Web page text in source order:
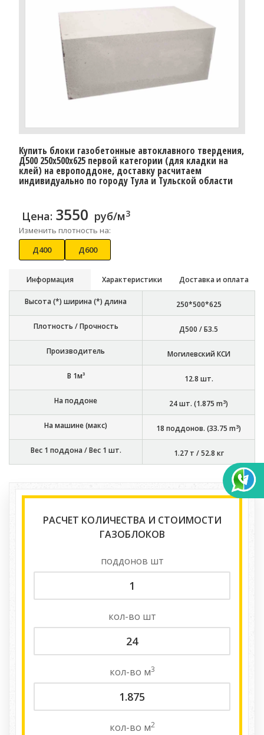
Купить блоки газобетонные автоклавного твердения,
Д500 250x500x625 первой категории (для кладки на
клей) на европоддоне, доставку расчитаем
индивидуально по городу Тула и Тульской области
Цена: 3550 руб/м3
Изменить плотность на:
Д400
Д600
Информация Характеристики Доставка и оплата
Высота (*) ширина (*) длина 250*500*625
Плотность / Прочность Д500 / Б3.5
Производитель Могилевский КСИ
В 1м³ 12.8 шт.
На поддоне 24шт. (1.875 m3)
На машине (макс) 18 поддонов. (33.75 m3)
Вес 1 поддона / Вес 1 шт. 1.27 т /52.8 кг
РАСЧЕТ КОЛИЧЕСТВА И СТОИМОСТИ
ГАЗОБЛОКОВ
поддонов шт
кол-во шт
кол-во м3
кол-во м2